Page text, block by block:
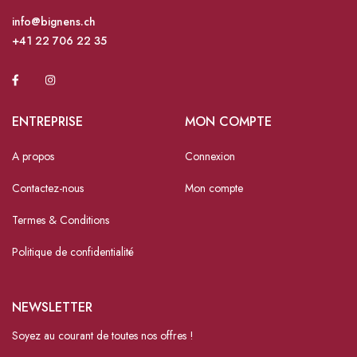
info@bignens.ch
+41 22 706 22 35
ENTREPRISE
A propos
Contactez-nous
Termes & Conditions
Politique de confidentialité
MON COMPTE
Connexion
Mon compte
NEWSLETTER
Soyez au courant de toutes nos offres !